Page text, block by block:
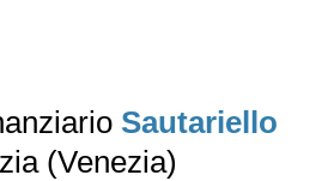
Sautariello
(Venezia)